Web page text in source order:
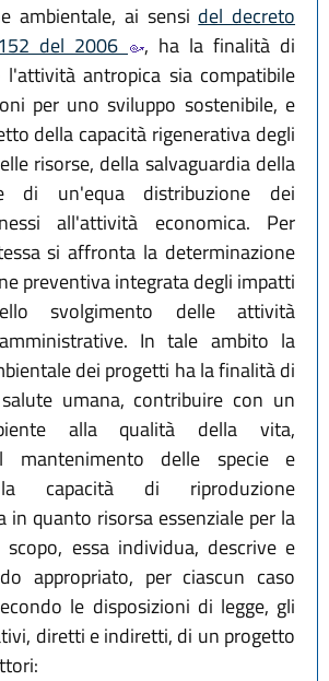
ambientale, ai sensi del decreto
del 2006
, ha la finalità di
l'attività antropica sia compatibile
per uno sviluppo sostenibile, e
della capacità rigenerativa degli
risorse, della salvaguardia della
di un'equa distribuzione dei
all'attività economica. Per
si affronta la determinazione
preventiva integrata degli impatti
svolgimento delle attività
In tale ambito la
dei progetti ha la finalità di
umana, contribuire con un
alla qualità della vita,
mantenimento delle specie e
la capacità di riproduzione
in quanto risorsa essenziale per la
essa individua, descrive e
appropriato, per ciascun caso
le disposizioni di legge, gli
diretti e indiretti, di un progetto